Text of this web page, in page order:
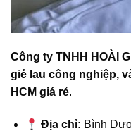
Công ty TNHH HOÀI
giẻ lau công nghiệp,
HCM giá rẻ.
Địa chỉ: Bình